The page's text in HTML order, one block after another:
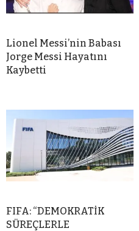
Lionel Messi’nin Babası
Jorge Messi Hayatını
Kaybetti
FIFA: “DEMOKRATİK
SÜREÇLERLE